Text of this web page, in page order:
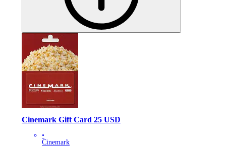
Cinemark Gift Card 25 USD
•
Cinemark